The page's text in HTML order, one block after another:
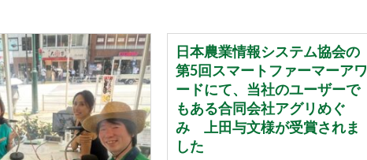
日本農業情報システム協会の
第5回スマートファーマーアワ
ードにて、当社のユーザーで
もある合同会社アグリめぐ
み 上田与文様が受賞されま
した